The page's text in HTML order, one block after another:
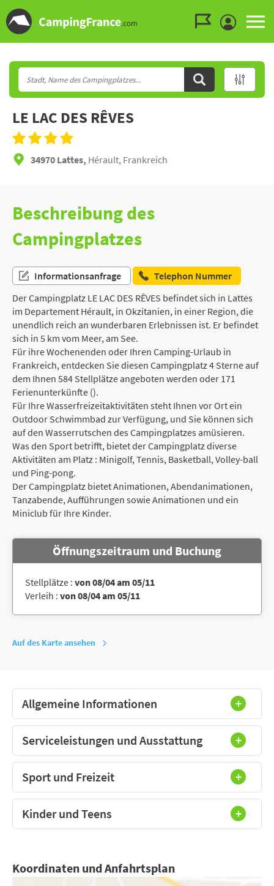
LE LAC DES RÊVES
34970 Lattes, Hérault, Frankreich
Beschreibung des
Campingplatzes
Informationsanfrage
Telephon Nummer
Der Campingplatz LE LAC DES RÊVES befindet sich in Lattes
im Departement Hérault, in Okzitanien, in einer Region, die
unendlich reich an wunderbaren Erlebnissen ist. Er befindet
sich in 5 km vom Meer, am See.
Für ihre Wochenenden oder Ihren Camping-Urlaub in
Frankreich, entdecken Sie diesen Campingplatz 4 Sterne auf
dem Ihnen 584 Stellplätze angeboten werden oder 171
Ferienunterkünfte ().
Für Ihre Wasserfreizeitaktivitäten steht Ihnen vor Ort ein
Outdoor Schwimmbad zur Verfügung, und Sie können sich
auf den Wasserrutschen des Campingplatzes amüsieren.
Was den Sport betrifft, bietet der Campingplatz diverse
Aktivitäten am Platz : Minigolf, Tennis, Basketball, Volley-ball
und Ping-pong.
Der Campingplatz bietet Animationen, Abendanimationen,
Tanzabende, Aufführungen sowie Animationen und ein
Miniclub für Ihre Kinder.
Öffnungszeitraum und Buchung
Stellplätze : von 08/04 am 05/11
Verleih : von 08/04 am 05/11
Auf des Karte ansehen
Allgemeine Informationen
Serviceleistungen und Ausstattung
Sport und Freizeit
Kinder und Teens
Koordinaten und Anfahrtsplan